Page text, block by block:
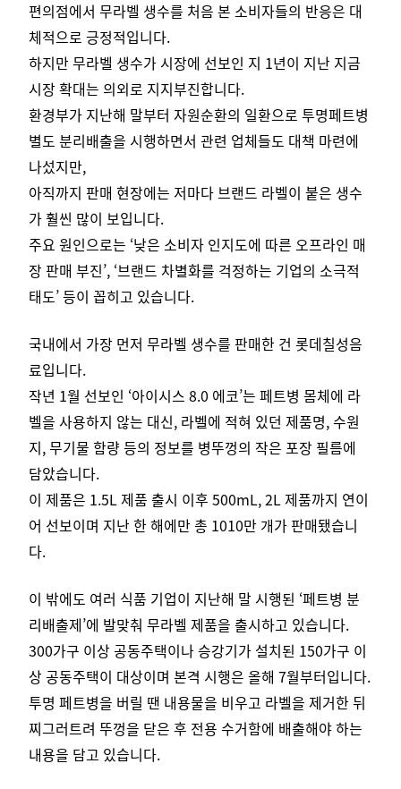
편의점에서 무라벨 생수를 처음 본 소비자들의 반응은 대
체적으로 긍정적입니다.
하지만 무라벨 생수가 시장에 선보인 지 1년이 지난 지금
시장 확대는 의외로 지지부진합니다.
환경부가 지난해 말부터 자원순환의 일환으로 투명페트병
별도 분리배출을 시행하면서 관련 업체들도 대책 마련에
나섰지만,
아직까지 판매 현장에는 저마다 브랜드 라벨이 붙은 생수
가 훨씬 많이 보입니다.
주요 원인으로는 ‘낮은 소비자 인지도에 따른 오프라인 매
장 판매 부진’, ​‘브랜드 차별화를 걱정하는 기업의 소극적
태도​’​ 등이 꼽히고 있습니다.
국내에서 가장 먼저 무라벨 생수를 판매한 건 롯데칠성음
료입니다.
작년 1월 선보인 ‘아이시스 8.0 에코’는 페트병 몸체에 라
벨을 사용하지 않는 대신, 라벨에 적혀 있던 제품명, 수원
지, 무기물 함량 등의 정보를 병뚜껑의 작은 포장 필름에
담았습니다.
이 제품은 1.5L 제품 출시 이후 500mL, 2L 제품까지 연이
어 선보이며 지난 한 해에만 총 1010만 개가 판매됐습니
다.
이 밖에도 여러 식품 기업이 지난해 말 시행된 ‘페트병 분
리배출제’에 발맞춰 무라벨 제품을 출시하고 있습니다.
300가구 이상 공동주택이나 승강기가 설치된 150가구 이
상 공동주택이 대상이며 본격 시행은 올해 7월부터입니다.
투명 페트병을 버릴 땐 내용물을 비우고 라벨을 제거한 뒤
찌그러트려 뚜껑을 닫은 후 전용 수거함에 배출해야 하는
내용을 담고 있습니다.